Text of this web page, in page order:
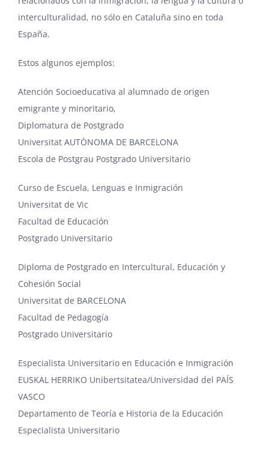
interculturalidad, no sólo en Cataluña sino en toda
España.
Estos algunos ejemplos:
Atención Socioeducativa al alumnado de origen
emigrante y minoritario,
Diplomatura de Postgrado
Universitat AUTÒNOMA DE BARCELONA
Escola de Postgrau Postgrado Universitario
Curso de Escuela, Lenguas e Inmigración
Universitat de Vic
Facultad de Educación
Postgrado Universitario
Diploma de Postgrado en Intercultural, Educación y
Cohesión Social
Universitat de BARCELONA
Facultad de Pedagogía
Postgrado Universitario
Especialista Universitario en Educación e Inmigración
EUSKAL HERRIKO Unibertsitatea/Universidad del PAÍS
VASCO
Departamento de Teoría e Historia de la Educación
Especialista Universitario